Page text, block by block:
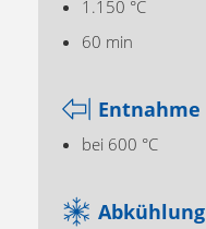
1.150 °C
60 min
Entnahme
bei 600 °C
Abkühlung